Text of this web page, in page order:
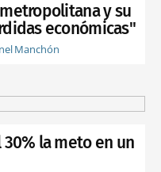
y su
económicas"
Manchón
la meto en un